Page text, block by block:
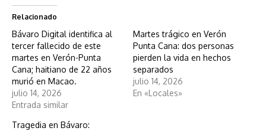
Relacionado
Bávaro Digital identifica al
tercer fallecido de este
martes en Verón-Punta
Cana; haitiano de 22 años
murió en Macao.
julio 14, 2026
Entrada similar
Martes trágico en Verón
Punta Cana: dos personas
pierden la vida en hechos
separados
julio 14, 2026
En «Locales»
Tragedia en Bávaro: